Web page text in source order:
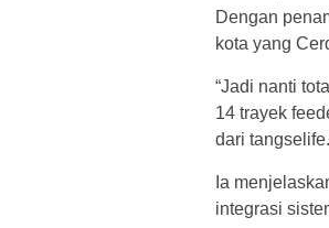
Dengan
kota yang
“Jadi nanti
14 trayek
dari
Ia
integrasi